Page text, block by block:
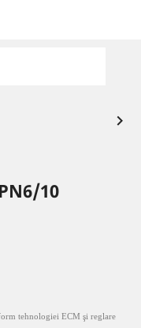
in your

10
tehnologiei ECM şi reglare